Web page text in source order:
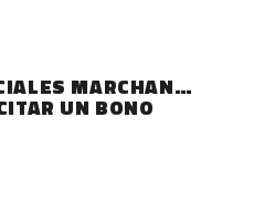
MARCHAN
UN BONO